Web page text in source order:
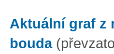
Aktuální graf z
bouda